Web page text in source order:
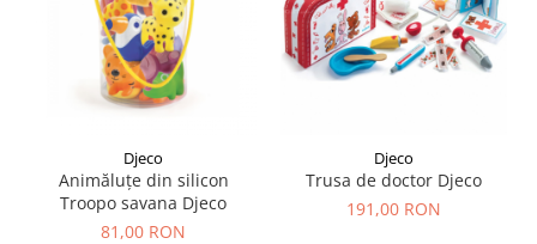
Djeco
Animăluțe din silicon
Troopo savana Djeco
81,00 RON
Djeco
Trusa de doctor Djeco
191,00 RON